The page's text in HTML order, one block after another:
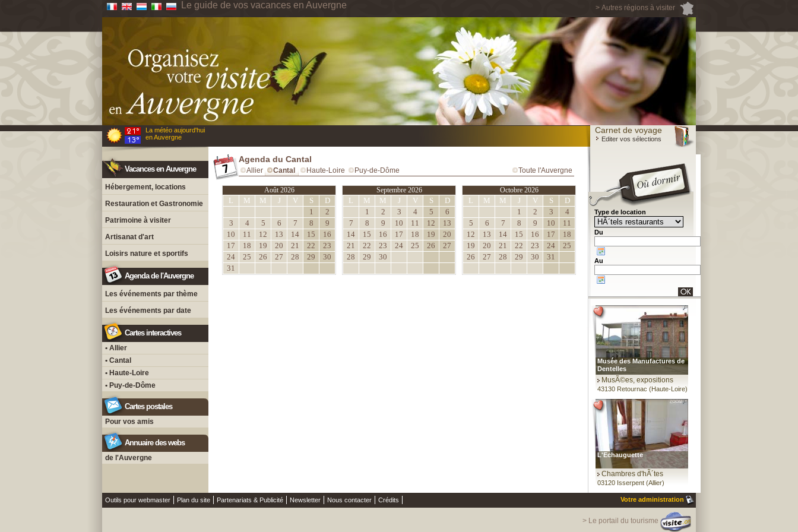
> Autres régions à visiter
Le guide de vos vacances en Auvergne
La météo aujourd'hui
en Auvergne
Carnet de voyage
Editer vos sélections
Vacances en Auvergne
Hébergement, locations
Restauration et Gastronomie
Patrimoine à visiter
Artisanat d'art
Loisirs nature et sportifs
Agenda de l'Auvergne
Les événements par thème
Les événements par date
Cartes interactives
• Allier
• Cantal
• Haute-Loire
• Puy-de-Dôme
Cartes postales
Pour vos amis
Annuaire des webs
de l'Auvergne
Agenda du Cantal
Allier Cantal Haute-Loire Puy-de-Dôme Toute l'Auvergne
Août 2026
L M M J V S
D
1
2
3
4 5 6 7 8
9
10
11 12 13 14 15
16
17
18 19 20 21 22
23
24
25 26 27 28 29
30
31
Septembre 2026
L M M J V S
D
1
2 3 4 5
6
7
8 9 10 11 12
13
14
15 16 17 18 19
20
21
22 23 24 25 26
27
28
29 30
Octobre 2026
L M M J V S
D
1
2 3
4
5
6 7 8 9 10
11
12
13 14 15 16 17
18
19
20 21 22 23 24
25
26
27 28 29 30 31
Type de location
Du
Au
Musée des Manufactures de
Dentelles
MusÃ©es, expositions
43130 Retournac (Haute-Loire)
L'Echauguette
Chambres d'hÃ´tes
03120 Isserpent (Allier)
Outils pour webmaster Plan du site Partenariats & Publicité Newsletter Nous contacter Crédits Votre administration
> Le portail du tourisme